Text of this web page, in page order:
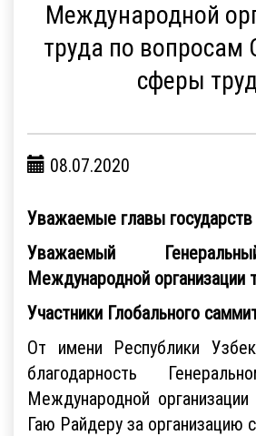
Международной
труда по вопросам
сферы
08.07.2020
Уважаемые главы государств
Уважаемый
Международной организации
Участники Глобального
От имени Республики
благодарность
Международной организации
Гаю Райдеру за организацию